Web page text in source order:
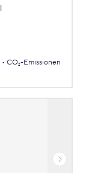
CO₂-Emissionen